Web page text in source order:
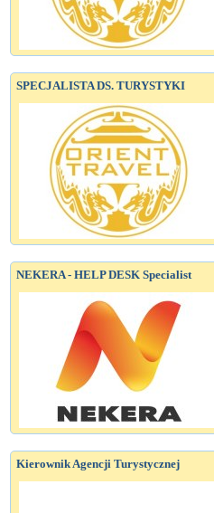
SPECJALISTA DS. TURYSTYKI
NEKERA - HELP DESK Specialist
Kierownik Agencji Turystycznej